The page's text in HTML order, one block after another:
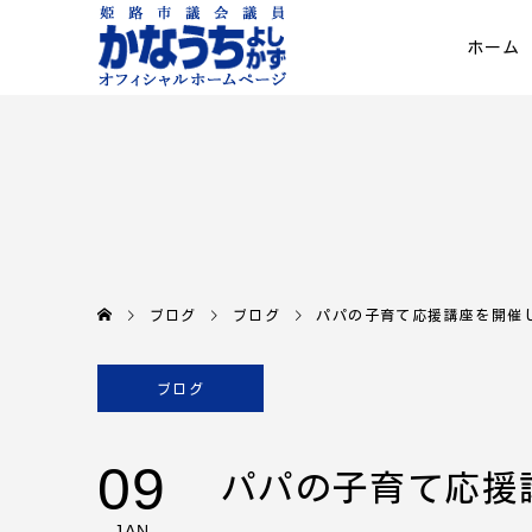
ホーム
ブログ ブログ パパの子育て応援講座を開催
ブログ
09 パパの子育て応